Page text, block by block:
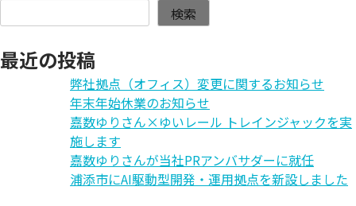
検索
最近の投稿
弊社拠点（オフィス）変更に関するお知らせ
年末年始休業のお知らせ
嘉数ゆりさん×ゆいレール トレインジャックを実
施します
嘉数ゆりさんが当社PRアンバサダーに就任
浦添市にAI駆動型開発・運用拠点を新設しました